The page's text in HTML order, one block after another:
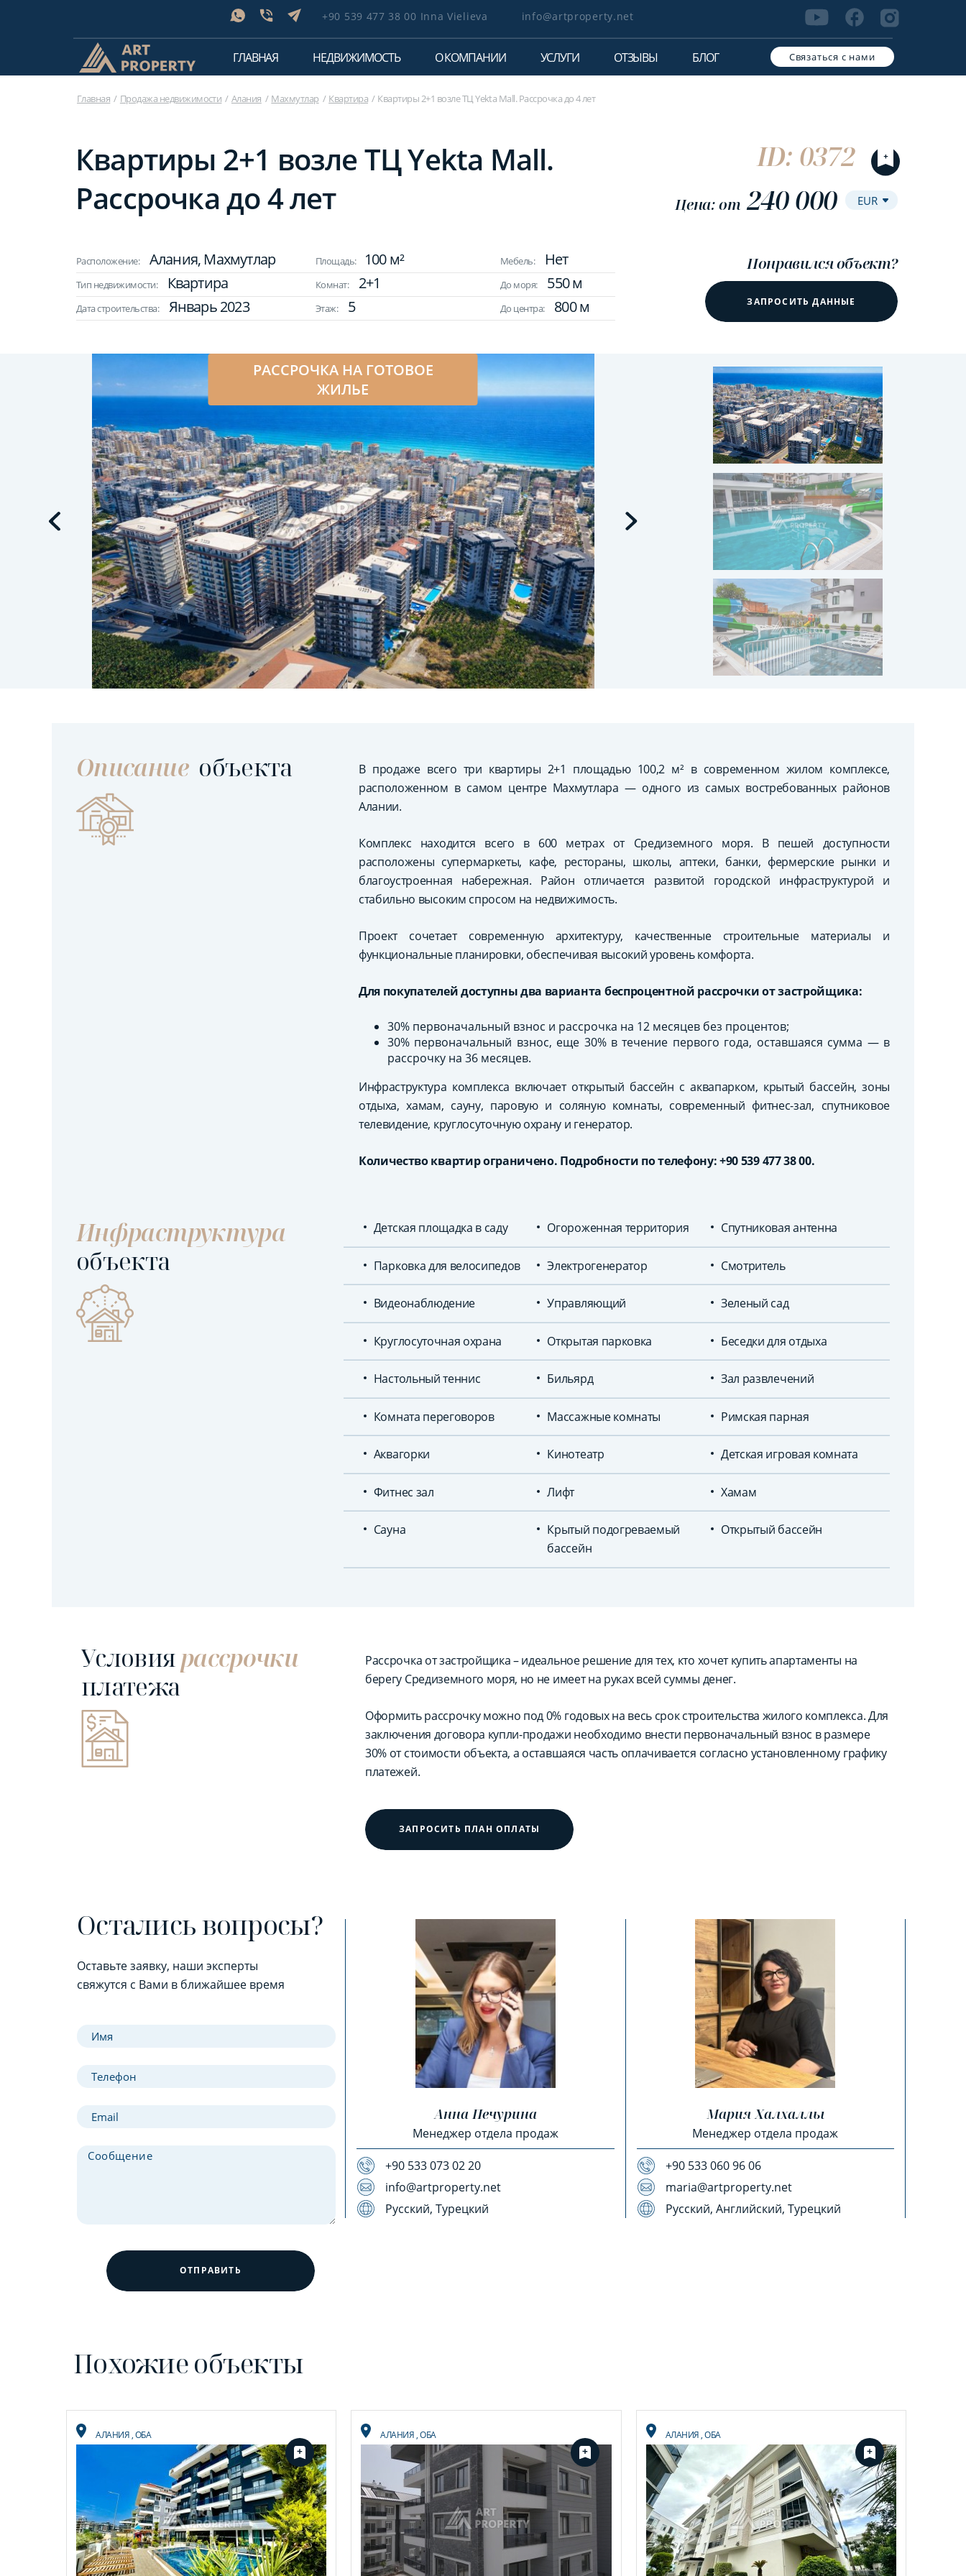
+90 539 477 38 00 Inna Vielieva info@artproperty.net
ГЛАВНАЯ НЕДВИЖИМОСТЬ О КОМПАНИИ УСЛУГИ ОТЗЫВЫ БЛОГ Связаться с нами
Главная Продажа недвижимости Алания Махмутлар Квартира Квартиры 2+1 возле ТЦ Yekta Mall. Рассрочка до 4 лет
Квартиры 2+1 возле ТЦ Yekta Mall.
Рассрочка до 4 лет
ID: 0372
Цена: от 240 000
Расположение: Алания, Махмутлар Площадь: 100 м² Мебель: Нет
Тип недвижимости: Квартира Комнат: 2+1 До моря: 550 м
Дата строительства: Январь 2023 Этаж: 5 До центра: 800 м
Понравился объект?
ЗАПРОСИТЬ ДАННЫЕ
РАССРОЧКА НА ГОТОВОЕ
ЖИЛЬЕ
РАССРОЧКА НА
ЖИЛЬЕ
Описание объекта
В продаже всего три квартиры 2+1 площадью 100,2 м² в современном жилом комплексе,
расположенном в самом центре Махмутлара — одного из самых востребованных районов
Алании.
Комплекс находится всего в 600 метрах от Средиземного моря. В пешей доступности
расположены супермаркеты, кафе, рестораны, школы, аптеки, банки, фермерские рынки и
благоустроенная набережная. Район отличается развитой городской инфраструктурой и
стабильно высоким спросом на недвижимость.
Проект сочетает современную архитектуру, качественные строительные материалы и
функциональные планировки, обеспечивая высокий уровень комфорта.
Для покупателей доступны два варианта беспроцентной рассрочки от застройщика:
30% первоначальный взнос и рассрочка на 12 месяцев без процентов;
30% первоначальный взнос, еще 30% в течение первого года, оставшаяся сумма — в
рассрочку на 36 месяцев.
Инфраструктура комплекса включает открытый бассейн с аквапарком, крытый бассейн, зоны
отдыха, хамам, сауну, паровую и соляную комнаты, современный фитнес-зал, спутниковое
телевидение, круглосуточную охрану и генератор.
Количество квартир ограничено. Подробности по телефону: +90 539 477 38 00.
Инфраструктура
объекта
Детская площадка в саду Огороженная территория Спутниковая антенна
Парковка для велосипедов Электрогенератор Смотритель
Видеонаблюдение Управляющий Зеленый сад
Круглосуточная охрана Открытая парковка Беседки для отдыха
Настольный теннис Бильярд Зал развлечений
Комната переговоров Массажные комнаты Римская парная
Аквагорки Кинотеатр Детская игровая комната
Фитнес зал Лифт Хамам
Сауна
Крытый подогреваемый
бассейн
Открытый бассейн
Условиярассрочки
платежа
Рассрочка от застройщика – идеальное решение для тех, кто хочет купить апартаменты на
берегу Средиземного моря, но не имеет на руках всей суммы денег.
Оформить рассрочку можно под 0% годовых на весь срок строительства жилого комплекса. Для
заключения договора купли-продажи необходимо внести первоначальный взнос в размере
30% от стоимости объекта, а оставшаяся часть оплачивается согласно установленному графику
платежей.
ЗАПРОСИТЬ ПЛАН ОПЛАТЫ
Остались вопросы?
Оставьте заявку, наши эксперты
свяжутся с Вами в ближайшее время
ОТПРАВИТЬ
Анна Печурина
Менеджер отдела продаж
+90 533 073 02 20
info@artproperty.net
Русский, Турецкий
Мария Халхаллы
Менеджер отдела продаж
+90 533 060 96 06
maria@artproperty.net
Русский, Английский, Турецкий
Похожие объекты
АЛАНИЯ,ОБА АЛАНИЯ,ОБА АЛАНИЯ,ОБА